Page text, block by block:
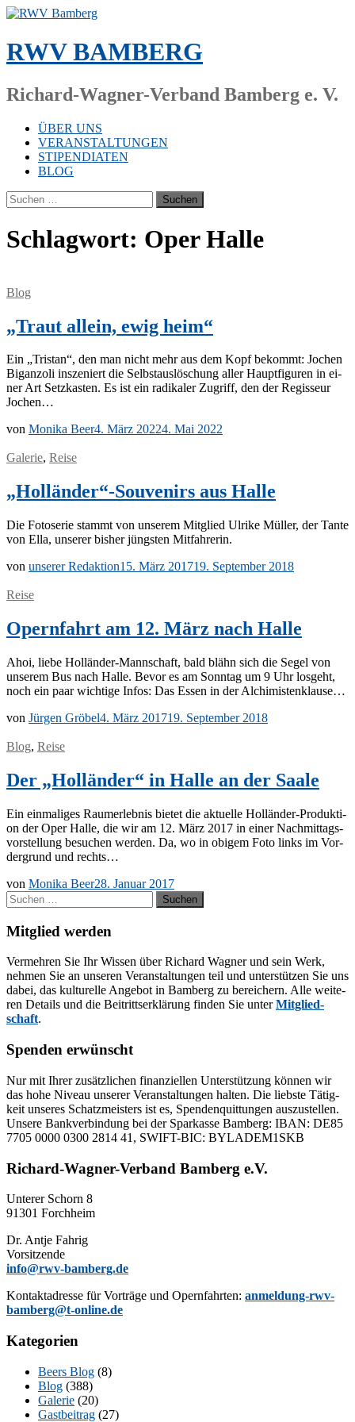
Zum
springen
RWV BAMBERG
Richard-Wagner-Verband Bamberg e. V.
ÜBER UNS
VERANSTALTUNGEN
STIPENDIATEN
BLOG
Suchen
nach:
Schlagwort: Oper Halle
Blog
„Traut allein, ewig heim“
Ein „Tris­tan“, den man nicht mehr aus dem Kopf be­kommt: Jo­chen
Bi­g­anz­o­li in­sze­niert die Selbst­aus­lö­schung al­ler Haupt­fi­gu­ren in ei­
ner Art Setz­kas­ten. Es ist ein ra­di­ka­ler Zu­griff, den der Re­gis­seur
Jochen…
von Monika Beer4. März 20224. Mai 2022
Galerie, Reise
„Holländer“-Souvenirs aus Halle
Die Fo­to­se­rie stammt von un­se­rem Mit­glied Ul­ri­ke Mül­ler, der Tan­te
von Ella, un­se­rer bis­her jüngs­ten Mitfahrerin.
von unserer Redaktion15. März 201719. September 2018
Reise
Opernfahrt am 12. März nach Halle
Ahoi, lie­be Hol­län­der-Mann­schaft, bald bl­ähn sich die Se­gel von
un­se­rem Bus nach Hal­le. Be­vor es am Sonn­tag um 9 Uhr los­geht,
noch ein paar wich­ti­ge In­fos: Das Es­sen in der Alchimistenklause…
von Jürgen Gröbel4. März 201719. September 2018
Blog, Reise
Der „Holländer“ in Halle an der Saale
Ein ein­ma­li­ges Raum­er­leb­nis bie­tet die ak­tu­el­le Hol­län­­der-Pro­­duk­­ti­
on der Oper Hal­le, die wir am 12. März 2017 in ei­ner Nach­mit­tags­
vor­stel­lung be­su­chen wer­den. Da, wo in obi­gem Foto links im Vor­
der­grund und rechts…
von Monika Beer28. Januar 2017
Suchen
nach:
Mitglied werden
Ver­meh­ren Sie Ihr Wis­sen über Ri­chard Wag­ner und sein Werk,
neh­men Sie an un­se­ren Ver­an­stal­tun­gen teil und un­ter­stüt­zen Sie uns
da­bei, das kul­tu­rel­le An­ge­bot in Bam­berg zu be­rei­chern. Alle wei­te­
ren De­tails und die Bei­tritts­er­klä­rung fin­den Sie un­terMit­glied­
schaft.
Spenden erwünscht
Nur mit Ih­rer zu­sätz­li­chen fi­nan­zi­el­len Un­ter­stüt­zung kön­nen wir
das hohe Ni­veau un­se­rer Ver­an­stal­tun­gen hal­ten. Die liebs­te Tä­tig­
keit un­se­res Schatz­meis­ters ist es, Spen­den­quit­tun­gen aus­zu­stel­len.
Un­se­re Bank­ver­bin­dung bei der Spar­kas­se Bam­berg: IBAN: DE85
7705 0000 0300 2814 41, SWIFT-BIC: BYLADEM1SKB
Richard-Wagner-Verband Bamberg e.V.
Un­te­rer Schorn 8
91301 Forchheim
Dr. Ant­je Fahrig
Vorsitzende
info@rwv-bamberg.de
Kon­takt­adres­se für Vor­trä­ge und Opern­fahr­ten: anmeldung-rwv-
bamberg@t-online.de
Kategorien
Beers Blog (8)
Blog (388)
Galerie (20)
Gastbeitrag (27)